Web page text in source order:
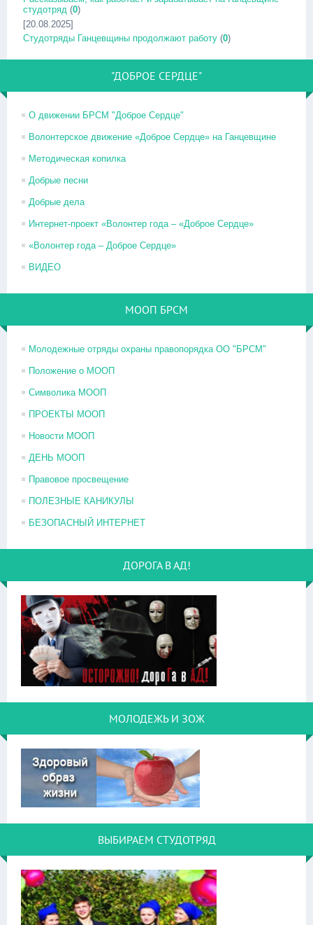
студотряд (0)
[20.08.2025]
Студотряды Ганцевщины продолжают работу (0)
"ДОБРОЕ СЕРДЦЕ"
О движении БРСМ "Доброе Сердце"
Волонтерское движение «Доброе Сердце» на Ганцевщине
Методическая копилка
Добрые песни
Добрые дела
Интернет-проект «Волонтер года – «Доброе Сердце»
«Волонтер года – Доброе Сердце»
ВИДЕО
МООП БРСМ
Молодежные отряды охраны правопорядка ОО "БРСМ"
Положение о МООП
Символика МООП
ПРОЕКТЫ МООП
Новости МООП
ДЕНЬ МООП
Правовое просвещение
ПОЛЕЗНЫЕ КАНИКУЛЫ
БЕЗОПАСНЫЙ ИНТЕРНЕТ
ДОРОГА В АД!
МОЛОДЕЖЬ И ЗОЖ
ВЫБИРАЕМ СТУДОТРЯД